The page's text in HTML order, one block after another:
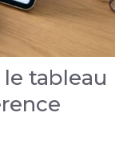
tableau